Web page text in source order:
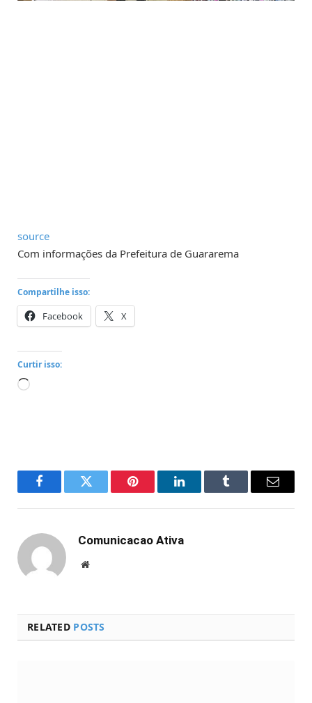
source
Com informações da Prefeitura de Guararema
Compartilhe isso:
Facebook X
Curtir isso:
Carregando...
FacebookTwitter Pinterest LinkedInTumblr Email
Comunicacao Ativa
Website
RELATED POSTS